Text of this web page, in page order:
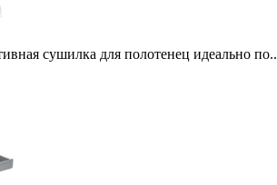
сушилка для полотенец идеально по..